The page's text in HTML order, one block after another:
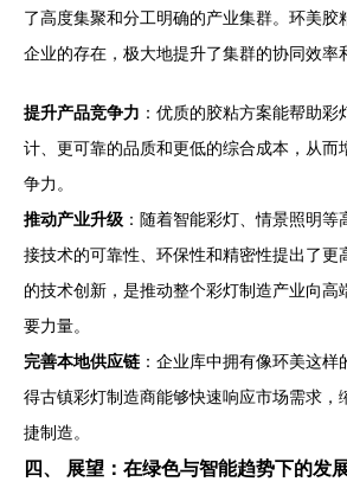
了高度集聚和分工明确的产业集群。环美胶
企业的存在，极大地提升了集群的协同效率
提升产品竞争力 ：优质的胶粘方案能帮助
计、更可靠的品质和更低的综合成本，从而
争力。
推动产业升级 ：随着智能彩灯、情景照明
接技术的可靠性、环保性和精密性提出了更
的技术创新，是推动整个彩灯制造产业向高
要力量。
完善本地供应链 ：企业库中拥有像环美这
得古镇彩灯制造商能够快速响应市场需求，
捷制造。
四、 展望：在绿色与智能趋势下的发